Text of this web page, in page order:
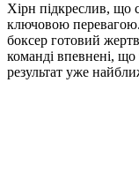
Хірн підкреслив, що
ключовою
боксер готовий
команді впевнені, що
результат уже